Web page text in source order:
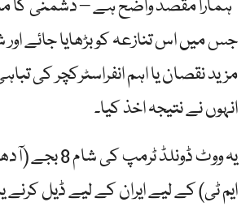
"ہمارا مقصد واضح ہے – دشمنی کا
جس میں اس تنازعہ کو بڑھایا جائے
مزید نقصان یا اہم انفراسٹرکچر کی
انہوں نے نتیجہ اخذ کیا۔
یہ ووٹ ڈونلڈ
ایم ٹی) کے لیے ایران کے لیے ڈیل کرنے